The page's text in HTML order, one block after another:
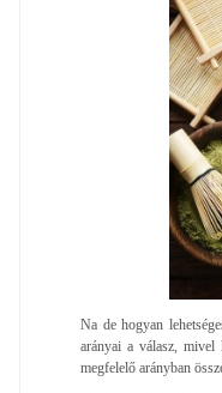
Na de hogyan
arányai a válasz, mivel
megfelelő arányban